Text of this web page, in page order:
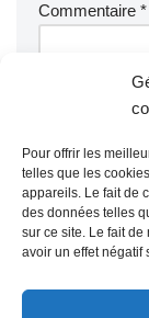
Pour offrir les
telles que les
appareils. Le fait de
des données telles
sur ce site. Le fait
avoir un effet négatif
Commentaire *